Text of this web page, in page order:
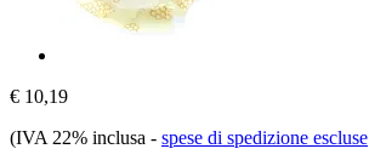
€ 10,19
(IVA 22% inclusa - spese di spedizione escluse